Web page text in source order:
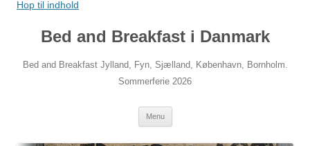
Hop til indhold
Bed and Breakfast i Danmark
Bed and Breakfast Jylland, Fyn, Sjælland, København, Bornholm.
Sommerferie 2026
Menu